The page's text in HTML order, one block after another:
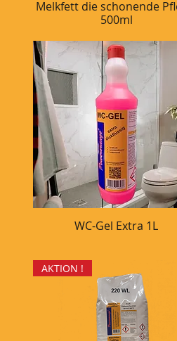
Schnellansicht
Melkfett die schonende
500ml
Schnellansicht
WC-Gel Extra 1L
AKTION !